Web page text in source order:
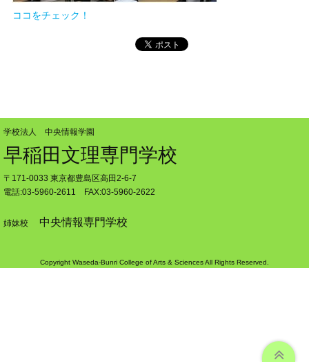
ココをチェック！
学校法人 中央情報学園
早稲田文理専門学校
〒171-0033 東京都豊島区高田2-6-7
電話:03-5960-2611 FAX:03-5960-2622
姉妹校 中央情報専門学校
Copyright Waseda-Bunri College of Arts & Sciences All Rights Reserved.